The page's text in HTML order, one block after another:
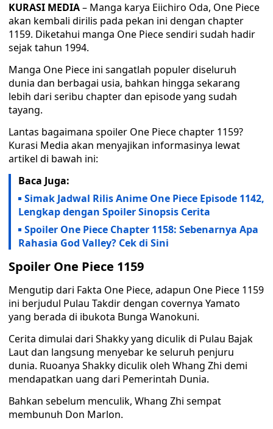
KURASI MEDIA– Manga karya Eiichiro Oda, One Piece
akan kembali dirilis pada pekan ini dengan chapter
1159. Diketahui manga One Piece sendiri sudah hadir
sejak tahun 1994.
Manga One Piece ini sangatlah populer diseluruh
dunia dan berbagai usia, bahkan hingga sekarang
lebih dari seribu chapter dan episode yang sudah
tayang.
Lantas bagaimana spoiler One Piece chapter 1159?
Kurasi Media akan menyajikan informasinya lewat
artikel di bawah ini:
Baca Juga:
Simak Jadwal Rilis Anime One Piece Episode 1142,
Lengkap dengan Spoiler Sinopsis Cerita
Spoiler One Piece Chapter 1158: Sebenarnya Apa
Rahasia God Valley? Cek di Sini
Spoiler One Piece 1159
Mengutip dari Fakta One Piece, adapun One Piece 1159
ini berjudul Pulau Takdir dengan covernya Yamato
yang berada di ibukota Bunga Wanokuni.
Cerita dimulai dari Shakky yang diculik di Pulau Bajak
Laut dan langsung menyebar ke seluruh penjuru
dunia. Ruoanya Shakky diculik oleh Whang Zhi demi
mendapatkan uang dari Pemerintah Dunia.
Bahkan sebelum menculik, Whang Zhi sempat
membunuh Don Marlon.